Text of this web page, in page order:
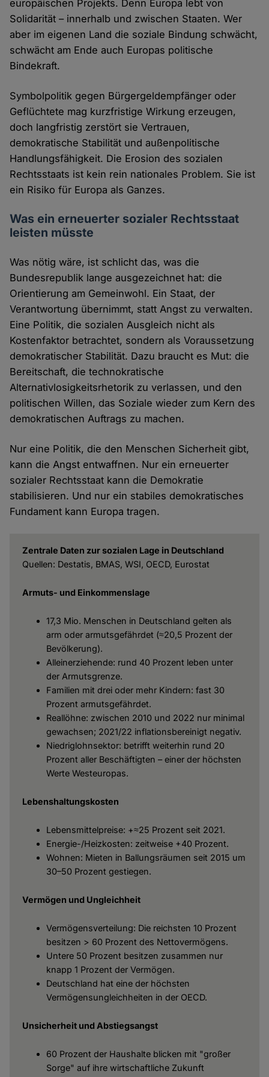
europäischen Projekts. Denn Europa lebt von
Solidarität – innerhalb und zwischen Staaten. Wer
aber im eigenen Land die soziale Bindung schwächt,
schwächt am Ende auch Europas politische
Bindekraft.
Symbolpolitik gegen Bürgergeldempfänger oder
Geflüchtete mag kurzfristige Wirkung erzeugen,
doch langfristig zerstört sie Vertrauen,
demokratische Stabilität und außenpolitische
Handlungsfähigkeit. Die Erosion des sozialen
Rechtsstaats ist kein rein nationales Problem. Sie ist
ein Risiko für Europa als Ganzes.
Was ein erneuerter sozialer Rechtsstaat
leisten müsste
Was nötig wäre, ist schlicht das, was die
Bundesrepublik lange ausgezeichnet hat: die
Orientierung am Gemeinwohl. Ein Staat, der
Verantwortung übernimmt, statt Angst zu verwalten.
Eine Politik, die sozialen Ausgleich nicht als
Kostenfaktor betrachtet, sondern als Voraussetzung
demokratischer Stabilität. Dazu braucht es Mut: die
Bereitschaft, die technokratische
Alternativlosigkeitsrhetorik zu verlassen, und den
politischen Willen, das Soziale wieder zum Kern des
demokratischen Auftrags zu machen.
Nur eine Politik, die den Menschen Sicherheit gibt,
kann die Angst entwaffnen. Nur ein erneuerter
sozialer Rechtsstaat kann die Demokratie
stabilisieren. Und nur ein stabiles demokratisches
Fundament kann Europa tragen.
Zentrale Daten zur sozialen Lage in Deutschland
Quellen: Destatis, BMAS, WSI, OECD, Eurostat
Armuts- und Einkommenslage
17,3 Mio. Menschen in Deutschland gelten als
arm oder armutsgefährdet (≈20,5 Prozent der
Bevölkerung).
Alleinerziehende: rund 40 Prozent leben unter
der Armutsgrenze.
Familien mit drei oder mehr Kindern: fast 30
Prozent armutsgefährdet.
Reallöhne: zwischen 2010 und 2022 nur minimal
gewachsen; 2021/22 inflationsbereinigt negativ.
Niedriglohnsektor: betrifft weiterhin rund 20
Prozent aller Beschäftigten – einer der höchsten
Werte Westeuropas.
Lebenshaltungskosten
Lebensmittelpreise: +≈25 Prozent seit 2021.
Energie-/Heizkosten: zeitweise +40 Prozent.
Wohnen: Mieten in Ballungsräumen seit 2015 um
30–50 Prozent gestiegen.
Vermögen und Ungleichheit
Vermögensverteilung: Die reichsten 10 Prozent
besitzen > 60 Prozent des Nettovermögens.
Untere 50 Prozent besitzen zusammen nur
knapp 1 Prozent der Vermögen.
Deutschland hat eine der höchsten
Vermögensungleichheiten in der OECD.
Unsicherheit und Abstiegsangst
60 Prozent der Haushalte blicken mit "großer
Sorge" auf ihre wirtschaftliche Zukunft